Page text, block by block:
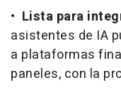
• Lista para
asistentes de IA
a plataformas
paneles, con la